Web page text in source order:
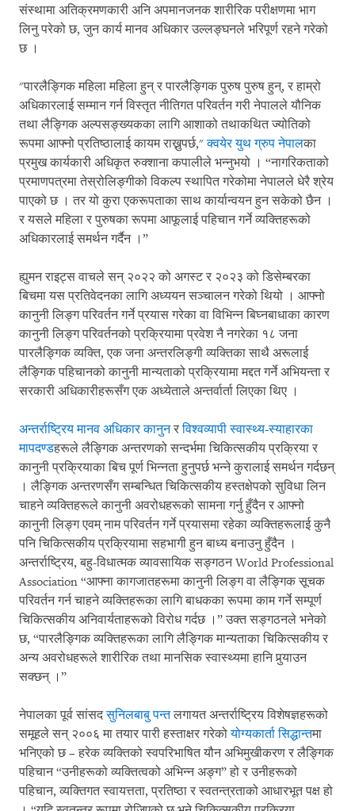
संस्थामा अतिक्रमणकारी अनि अपमानजनक शारीरिक परीक्षणमा भाग
लिनु परेको छ, जुन कार्य मानव अधिकार उल्लङ्घनले भरिपूर्ण रहने गरेको
छ ।
"पारलैङ्गिक महिला महिला हुन् र पारलैङ्गिक पुरुष पुरुष हुन्, र हाम्रो
अधिकारलाई सम्मान गर्न विस्तृत नीतिगत परिवर्तन गरी नेपालले यौनिक
तथा लैङ्गिक अल्पसङ्ख्यकका लागि आशाको तथाकथित ज्योतिको
रूपमा आफ्नो प्रतिष्ठालाई कायम राख्नुपर्छ,"क्वयेर युथ ग्रुप नेपालका
प्रमुख कार्यकारी अधिकृत रुक्शाना कपालीले भन्नुभयो । “नागरिकताको
प्रमाणपत्रमा तेस्रोलिङ्गीको विकल्प स्थापित गरेकोमा नेपालले धेरै श्रेय
पाएको छ । तर यो कुरा एकरूपताका साथ कार्यान्वयन हुन सकेको छैन ।
र यसले महिला र पुरुषका रूपमा आफूलाई पहिचान गर्ने व्यक्तिहरूको
अधिकारलाई समर्थन गर्दैन ।”
ह्युमन राइट्स वाचले सन् २०२२ को अगस्ट र २०२३ को डिसेम्बरका
बिचमा यस प्रतिवेदनका लागि अध्ययन सञ्चालन गरेको थियो । आफ्नो
कानुनी लिङ्ग परिवर्तन गर्ने प्रयास गरेका वा विभिन्न बिघ्नबाधाका कारण
कानुनी लिङ्ग परिवर्तनको प्रक्रियामा प्रवेश नै नगरेका १८ जना
पारलैङ्गिक व्यक्ति, एक जना अन्तरलिङ्गी व्यक्तिका साथै अरूलाई
लैङ्गिक पहिचानको कानुनी मान्यताको प्रक्रियामा मद्दत गर्ने अभियन्ता र
सरकारी अधिकारीहरूसँग एक अध्येताले अन्तर्वार्ता लिएका थिए ।
अन्तर्राष्ट्रिय मानव अधिकार कानुनरविश्वव्यापी स्वास्थ्य-स्याहारका
मापदण्डहरूले लैङ्गिक अन्तरणको सन्दर्भमा चिकित्सकीय प्रक्रिया र
कानुनी प्रक्रियाका बिच पूर्ण भिन्नता हुनुपर्छ भन्ने कुरालाई समर्थन गर्दछन्
। लैङ्गिक अन्तरणसँग सम्बन्धित चिकित्सकीय हस्तक्षेपको सुविधा लिन
चाहने व्यक्तिहरूले कानुनी अवरोधहरूको सामना गर्नु हुँदैन र आफ्नो
कानुनी लिङ्ग एवम् नाम परिवर्तन गर्ने प्रयासमा रहेका व्यक्तिहरूलाई कुनै
पनि चिकित्सकीय प्रक्रियामा सहभागी हुन बाध्य बनाउनु हुँदैन ।
अन्तर्राष्ट्रिय, बहु-विधात्मक व्यावसायिक सङ्गठन World Professional
Association “आफ्ना कागजातहरूमा कानुनी लिङ्ग वा लैङ्गिक सूचक
परिवर्तन गर्न चाहने व्यक्तिहरूका लागि बाधकका रूपमा काम गर्ने सम्पूर्ण
चिकित्सकीय अनिवार्यताहरूको विरोध गर्दछ ।” उक्त सङ्गठनले भनेको
छ, “पारलैङ्गिक व्यक्तिहरूका लागि लैङ्गिक मान्यताका चिकित्सकीय र
अन्य अवरोधहरूले शारीरिक तथा मानसिक स्वास्थ्यमा हानि पुर्‍याउन
सक्छन् ।”
नेपालका पूर्व सांसदसुनिलबाबु पन्तलगायत अन्तर्राष्ट्रिय विशेषज्ञहरूको
समूहले सन् २००६ मा तयार पारी हस्ताक्षर गरेकोयोग्यकार्ता सिद्धान्तमा
भनिएको छ – हरेक व्यक्तिको स्वपरिभाषित यौन अभिमुखीकरण र लैङ्गिक
पहिचान “उनीहरूको व्यक्तित्वको अभिन्न अङ्ग” हो र उनीहरूको
पहिचान, व्यक्तिगत स्वायत्तता, प्रतिष्ठा र स्वतन्त्रताको आधारभूत पक्ष हो